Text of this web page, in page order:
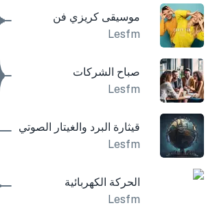
موسيقى كريزي فن
Lesfm
صباح الشركات
Lesfm
قيثارة البرد والغيتار الصوتي
Lesfm
الحركة الكهربائية
Lesfm